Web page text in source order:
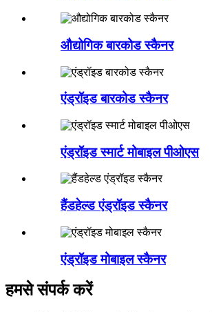
औद्योगिक बारकोड स्कैनर
एंड्रॉइड बारकोड स्कैनर
एंड्रॉइड स्मार्ट मोबाइल पीओएस
हैंडहेल्ड एंड्रॉइड स्कैनर
एंड्रॉइड मोबाइल स्कैनर
हमसे संपर्क करें